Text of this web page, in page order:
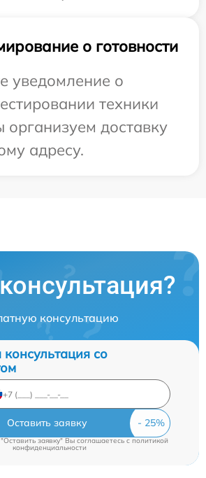
о готовности
уведомление о
техники
организуем доставку
адресу.
консультацию
со
Оставить заявку
заявку" Вы соглашаетесь cполитикой
конфиденциальности